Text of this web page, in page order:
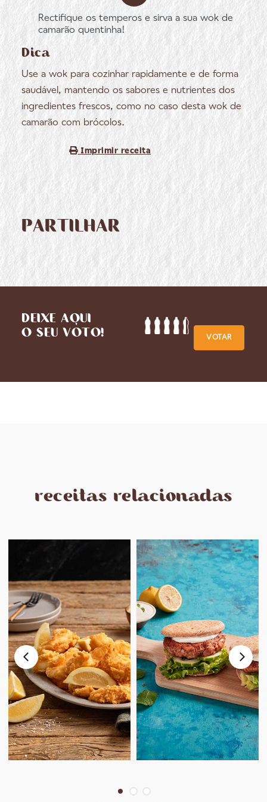
Rectifique os temperos e sirva a sua wok de
camarão quentinha!
Dica
Use a wok para cozinhar rapidamente e de forma
saudável, mantendo os sabores e nutrientes dos
ingredientes frescos, como no caso desta wok de
camarão com brócolos.
Imprimir receita
PARTILHAR
DEIXE AQUI
O SEU VOTO!
VOTAR
receitas relacionadas